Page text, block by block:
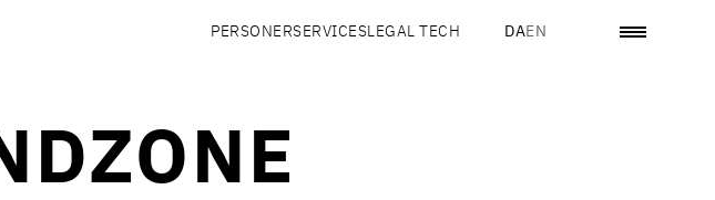
PERSONERSERVICESLEGAL TECH DAEN